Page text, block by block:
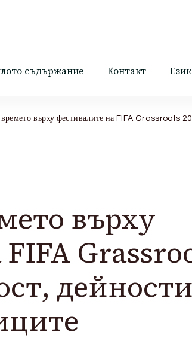
съдържание Контакт Език
върху фестивалите на FIFA Grassroots
върху